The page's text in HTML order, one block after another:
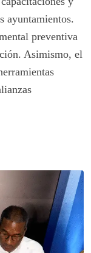
ayuntamientos.
preventiva
Asimismo, el